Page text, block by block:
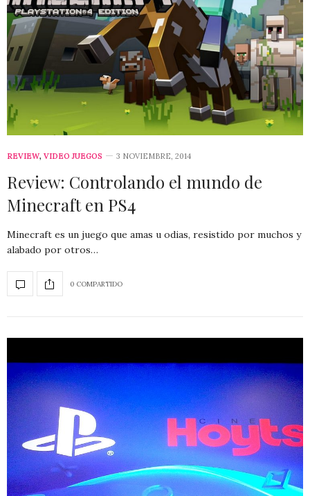
REVIEW, VIDEO JUEGOS 3 NOVIEMBRE, 2014
Review: Controlando el mundo de
Minecraft en PS4
Minecraft es un juego que amas u odias, resistido por muchos y
alabado por otros…
0 COMPARTIDO